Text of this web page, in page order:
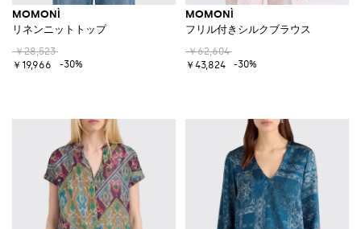
MOMONÌ
リネンニットトップ
￥28,523
￥19,966
-30%
MOMONÌ
フリル付きシルクブラウス
￥62,604
￥43,824
-30%